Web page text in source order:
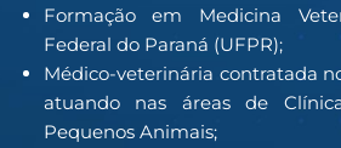
Formação em Medicina
Federal do Paraná (UFPR);
Médico-veterinária contratada
atuando nas áreas de
Pequenos Animais;